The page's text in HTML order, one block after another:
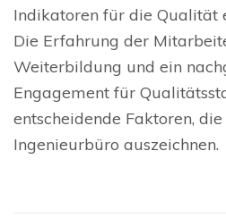
Indikatoren für die Qualität
Die Erfahrung der
Weiterbildung und ein
Engagement für
entscheidende Faktoren,
Ingenieurbüro auszeichnen.